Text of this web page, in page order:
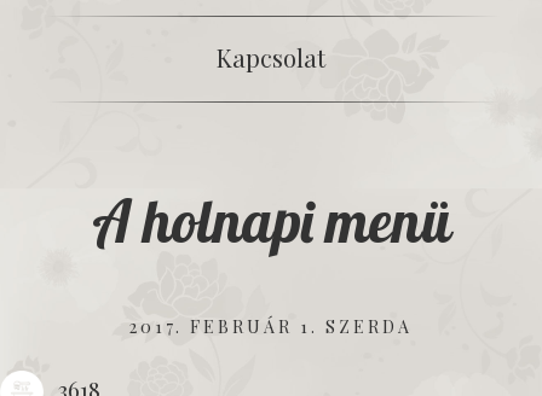
Kapcsolat
A holnapi menü
2017. FEBRUÁR 1. SZERDA
3618